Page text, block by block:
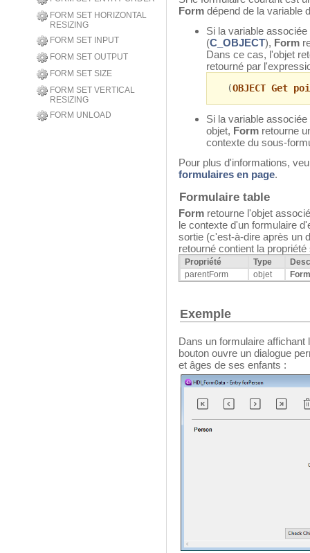
FORM SET HORIZONTAL
RESIZING
FORM SET INPUT
FORM SET OUTPUT
FORM SET SIZE
FORM SET VERTICAL
RESIZING
FORM UNLOAD
Form dépend de la variable
Si la variable
(C_OBJECT), Form
Dans ce cas, l'objet
retourné par
(OBJECT Get
Si la variable
objet, Form retourne
contexte du sous-
Pour plus d'informations,
formulaires en page.
Formulaire table
Form retourne l'objet
le contexte d'un formulaire
sortie (c'est-à-dire après un
retourné contient la
Propriété Type
parentForm
objet Form
Exemple
Dans un formulaire
bouton ouvre un dialogue
et âges de ses enfants :